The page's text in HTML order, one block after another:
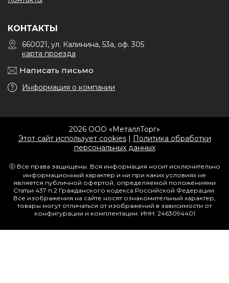
КОНТАКТЫ
660021, ул. Калинина, 53а, оф. 305
карта проезда
Написать письмо
Информация о компании
2026 ООО «МеталлТорг»
Этот сайт использует cookies| Политика обработки
персональных данных
ⓒ Все права защищены. Вся информация носит исключительно
информационный характер и ни при каких условиях не
является публичной офертой, определяемой положениями
Статьи 437 п.2 Гражданского кодекса Российской Федерации.
Все изображения на сайте носят ознакомительный характер,
товары могут отличаться от изображений в зависимости от
конфигурации и комплектации. ИНН: 2463094401